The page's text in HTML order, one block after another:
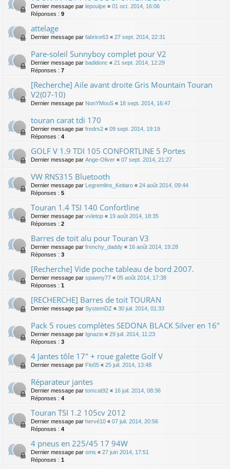
Dernier message par lepoulpe « 01 oct. 2014, 16:06
Réponses : 9
attelage
Dernier message par fabrice63 « 27 sept. 2014, 22:31
Pare-soleil Sunnyboy complet pour V2
Dernier message par badidonc « 21 sept. 2014, 12:29
Réponses : 7
[Recherche] Aile avant droite Gris Mountain Touran
V2(07-10)
Dernier message par NonYMouS « 18 sept. 2014, 16:47
touran carat tdi 170
Dernier message par fredrs2 « 09 sept. 2014, 19:19
Réponses : 4
GOLF V 1.9 TDI 105 CONFORTLINE 5 Portes
Dernier message par Ange-Oliver « 07 sept. 2014, 21:27
VW RNS315 Bluetooth
Dernier message par Legremlins_Keitaro « 24 août 2014, 09:44
Réponses : 5
Touran 1.4 TSI 140 Confortline
Dernier message par vvletop « 19 août 2014, 18:35
Réponses : 2
Barres de toit alu pour Touran V3
Dernier message par frenchy_daddy « 16 août 2014, 19:28
Réponses : 3
[Recherche] Vide poche tableau de bord 2007.
Dernier message par spawny77 « 05 août 2014, 17:38
Réponses : 1
[RECHERCHE] Barres de toit TOURAN
Dernier message par SystemDZ « 30 juil. 2014, 01:33
Pack 5 roues complètes SEDONA BLACK Silver en 16"
Dernier message par Ignazio « 29 juil. 2014, 11:23
Réponses : 3
4 Jantes tôle 17" + roue galette Golf V
Dernier message par Flo05 « 25 juil. 2014, 13:48
Réparateur jantes
Dernier message par tomcat92 « 16 juil. 2014, 08:36
Réponses : 4
Touran TSI 1.2 105cv 2012
Dernier message par hervé10 « 07 juil. 2014, 20:56
Réponses : 4
4 pneus en 225/45 17 94W
Dernier message par oms « 27 juin 2014, 17:51
Réponses : 1